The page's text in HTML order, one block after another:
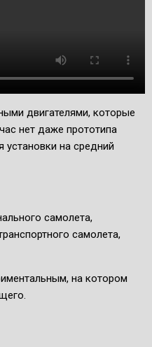
двигателями, которые
нет даже прототипа
на средний
самолета,
самолета,
на котором